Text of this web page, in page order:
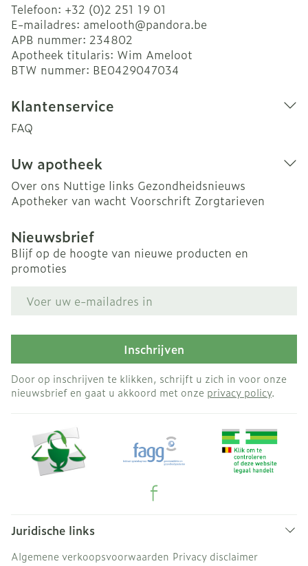
Telefoon: +32 (0)2 251 19 01
E-mailadres: amelooth@pandora.be
APB nummer: 234802
Apotheek titularis: Wim Ameloot
BTW nummer: BE0429047034
Klantenservice
FAQ
Uw apotheek
Over ons Nuttige links Gezondheidsnieuws
Apotheker van wacht Voorschrift Zorgtarieven
Nieuwsbrief
Blijf op de hoogte van nieuwe producten en
promoties
Inschrijven
Door op inschrijven te klikken, schrijft u zich in voor onze
nieuwsbrief en gaat u akkoord met onze privacy policy.
Juridische links
Algemene verkoopsvoorwaarden Privacy disclaimer